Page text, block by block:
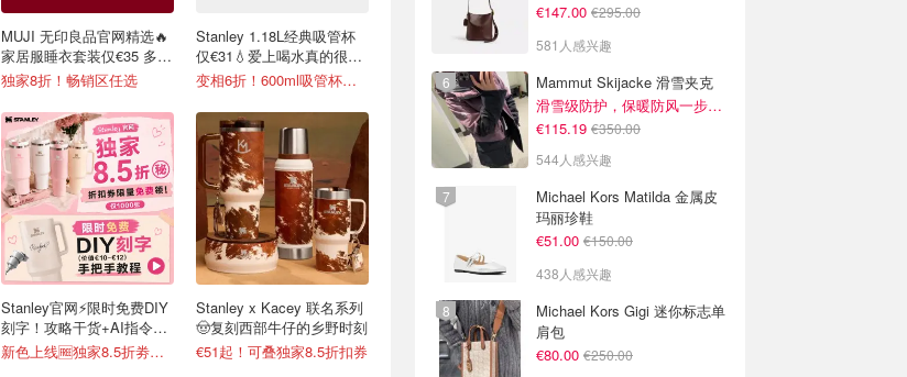
MUJI 无印良品官网精选🔥
家居服睡衣套装仅€35 多色
可选
独家8折！畅销区任选
Stanley官网⚡️限时免费DIY
刻字！攻略干货+AI指令直
接戳
新色上线🆓独家8.5折劵速领
Stanley 1.18L经典吸管杯
仅€31💧爱上喝水真的很简
单
变相6折！600ml吸管杯仅€20
Stanley x Kacey 联名系列
🤠复刻西部牛仔的乡野时刻
€51起！可叠独家8.5折扣券
€147.00 €295.00
581人感兴趣
Mammut Skijacke 滑雪夹克
滑雪级防护，保暖防风一步到位！仅剩s！
€115.19 €350.00
544人感兴趣
Michael Kors Matilda 金属皮
玛丽珍鞋
€51.00 €150.00
438人感兴趣
Michael Kors Gigi 迷你标志单
肩包
€80.00 €250.00